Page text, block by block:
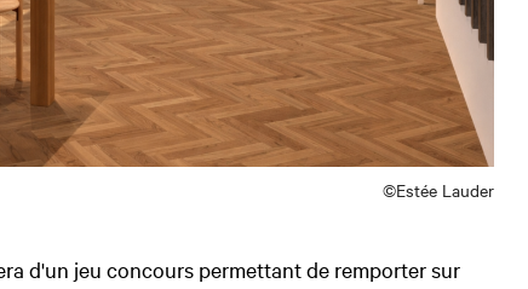
©Estée Lauder
d'un jeu concours permettant de remporter sur